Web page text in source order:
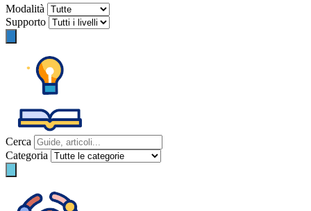
Modalità
Supporto
Cerca
Categoria